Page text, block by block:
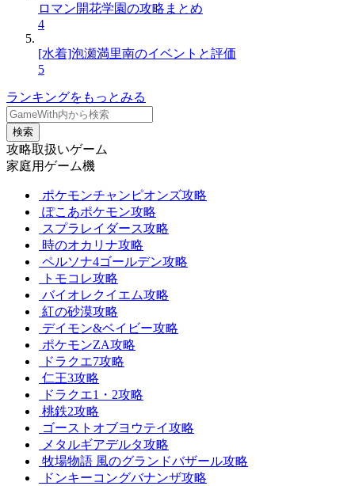
ロマン開花学園の攻略まとめ
4
[水着]泡瀬満里南のイベントと評価
5
ランキングをもっとみる
検索
攻略取扱いゲーム
家庭用ゲーム機
ポケモンチャンピオンズ攻略
ぽこあポケモン攻略
スプラレイダース攻略
時のオカリナ攻略
ペルソナ4ゴールデン攻略
トモコレ攻略
バイオレクイエム攻略
紅の砂漠攻略
デイモン&ベイビー攻略
ポケモンZA攻略
ドラクエ7攻略
仁王3攻略
ドラクエ1・2攻略
桃鉄2攻略
ゴーストオブヨウテイ攻略
メタルギアデルタ攻略
牧場物語 風のグランドバザール攻略
ドンキーコングバナンザ攻略